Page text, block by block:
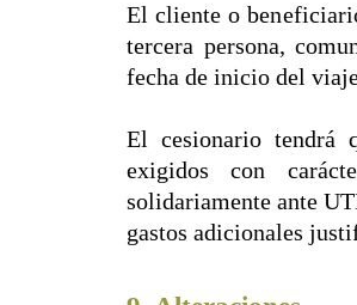
El cliente o
tercera persona,
fecha de inicio del
El cesionario tendrá
exigidos con
solidariamente ante
gastos adicionales